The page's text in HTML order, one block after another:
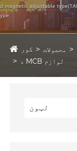
کور محصولات
د MCB لوازم